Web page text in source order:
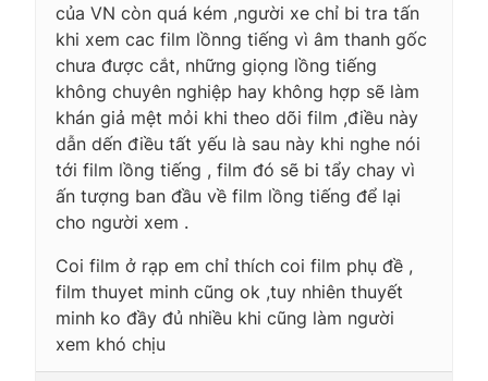
của VN còn quá kém ,người xe chỉ bi tra tấn
khi xem cac film lồnng tiếng vì âm thanh gốc
chưa được cắt, những giọng lồng tiếng
không chuyên nghiệp hay không hợp sẽ làm
khán giả mệt mỏi khi theo dõi film ,điều này
dẫn dến điều tất yếu là sau này khi nghe nói
tới film lồng tiếng , film đó sẽ bi tẩy chay vì
ấn tượng ban đầu về film lồng tiếng để lại
cho người xem .
Coi film ở rạp em chỉ thích coi film phụ đề ,
film thuyet minh cũng ok ,tuy nhiên thuyết
minh ko đầy đủ nhiều khi cũng làm người
xem khó chịu